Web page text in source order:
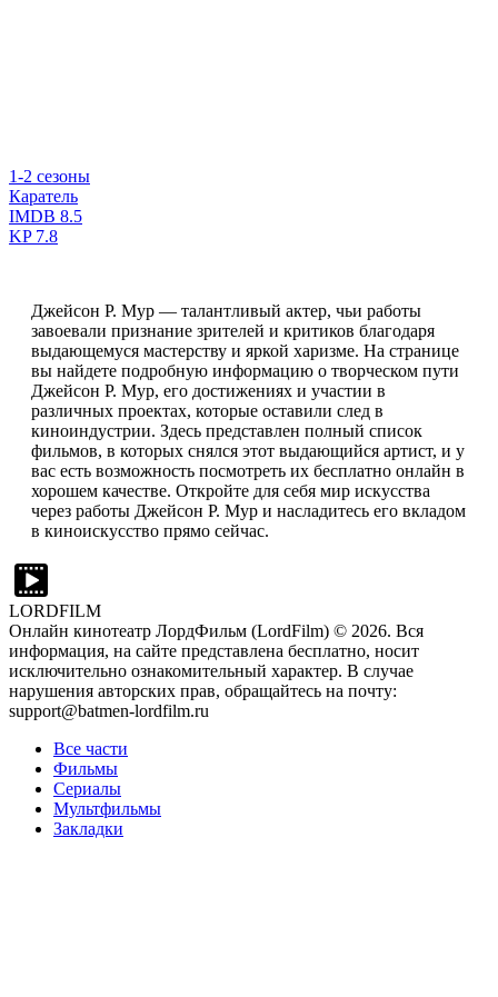
1-2 сезоны
Каратель
IMDB 8.5
KP7.8
Джейсон Р. Мур — талантливый актер, чьи работы
завоевали признание зрителей и критиков благодаря
выдающемуся мастерству и яркой харизме. На странице
вы найдете подробную информацию о творческом пути
Джейсон Р. Мур, его достижениях и участии в
различных проектах, которые оставили след в
киноиндустрии. Здесь представлен полный список
фильмов, в которых снялся этот выдающийся артист, и у
вас есть возможность посмотреть их бесплатно онлайн в
хорошем качестве. Откройте для себя мир искусства
через работы Джейсон Р. Мур и насладитесь его вкладом
в киноискусство прямо сейчас.
LORDFILM
Онлайн кинотеатр ЛордФильм (LordFilm) © 2026. Вся
информация, на сайте представлена бесплатно, носит
исключительно ознакомительный характер. В случае
нарушения авторских прав, обращайтесь на почту:
support@batmen-lordfilm.ru
Все части
Фильмы
Сериалы
Мультфильмы
Закладки